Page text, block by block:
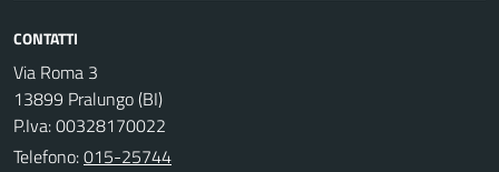
CONTATTI
Via Roma 3
13899 Pralungo (BI)
P.Iva: 00328170022
Telefono:015-25744